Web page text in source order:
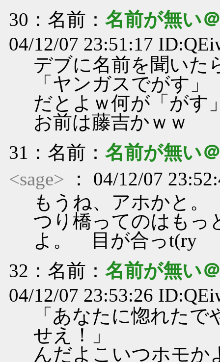
30 ：名前： 名前が無い
04/12/07 23:51:17
デブに名前を聞いた
「ヤンガスでがす」
だとよｗ何が「がす
お前は藤吉かｗｗ
31 ：名前： 名前が無い
<sage>
： 04/12/07
もうね、アホかと。
つり橋ってのはもっ
よ。 目が合っt(ry
32 ：名前： 名前が無い
04/12/07 23:53:26
「あなたに惚れた
せえ！」
んだよこいつホモか